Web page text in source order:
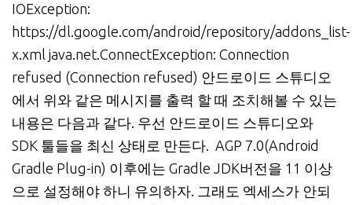
IOException:
https://dl.google.com/android/repository/addons_list-
x.xml java.net.ConnectException: Connection
refused (Connection refused) 안드로이드 스튜디오
에서 위와 같은 메시지를 출력 할 때 조치해볼 수 있는
내용은 다음과 같다. 우선 안드로이드 스튜디오와
SDK 툴들을 최신 상태로 만든다. AGP 7.0(Android
Gradle Plug-in) 이후에는 Gradle JDK버전을 11 이상
으로 설정해야 하니 유의하자. 그래도 엑세스가 안되